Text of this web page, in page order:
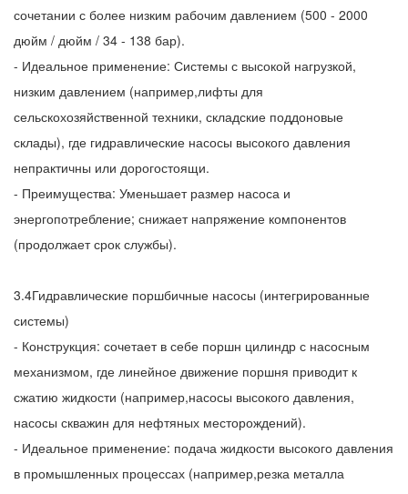
сочетании с более низким рабочим давлением (500 - 2000
дюйм / дюйм / 34 - 138 бар).
- Идеальное применение: Системы с высокой нагрузкой,
низким давлением (например,лифты для
сельскохозяйственной техники, складские поддоновые
склады), где гидравлические насосы высокого давления
непрактичны или дорогостоящи.
- Преимущества: Уменьшает размер насоса и
энергопотребление; снижает напряжение компонентов
(продолжает срок службы).
3.4Гидравлические поршбичные насосы (интегрированные
системы)
- Конструкция: сочетает в себе поршн цилиндр с насосным
механизмом, где линейное движение поршня приводит к
сжатию жидкости (например,насосы высокого давления,
насосы скважин для нефтяных месторождений).
- Идеальное применение: подача жидкости высокого давления
в промышленных процессах (например,резка металла